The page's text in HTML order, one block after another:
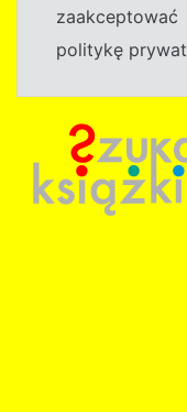
politykę